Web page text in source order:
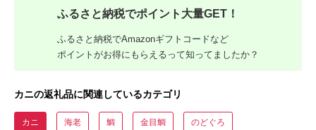
ふるさと納税でポイント大量GET！
ふるさと納税でAmazonギフトコードなど
ポイントがお得にもらえるって知ってましたか？
カニの返礼品に関連しているカテゴリ
カニ 海老 鯛 金目鯛 のどぐろ